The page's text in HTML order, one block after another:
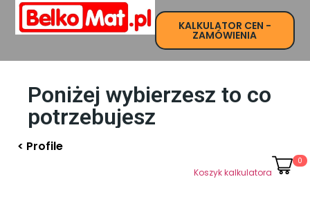
KALKULATOR CEN -
ZAMÓWIENIA
Poniżej wybierzesz to co
potrzebujesz
< Profile
Koszyk kalkulatora
0